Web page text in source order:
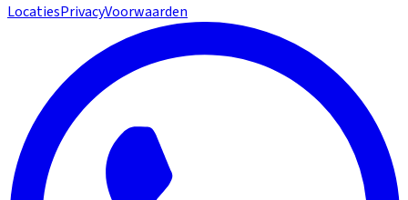
LocatiesPrivacyVoorwaarden